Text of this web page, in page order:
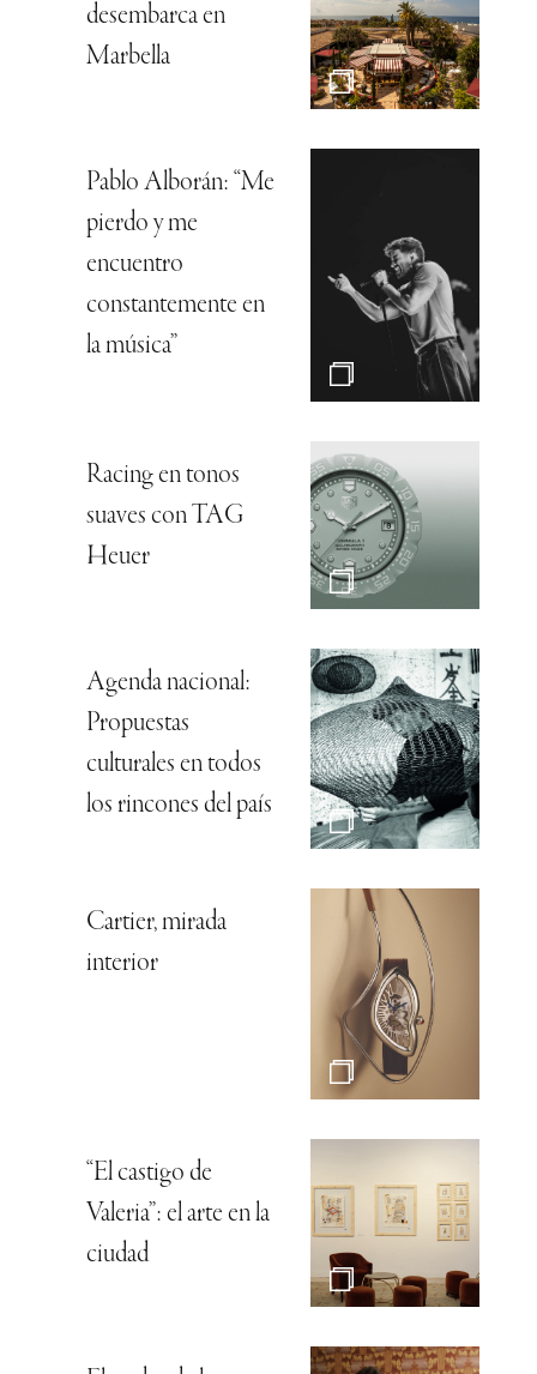
desembarca en
Marbella
Pablo Alborán: “Me
pierdo y me
encuentro
constantemente en
la música”
Racing en tonos
suaves con TAG
Heuer
Agenda nacional:
Propuestas
culturales en todos
los rincones del país
Cartier, mirada
interior
“El castigo de
Valeria”: el arte en la
ciudad